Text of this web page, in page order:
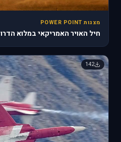
מצגות POWER POINT
חיל האויר האמריקאי במלוא הדרו
142